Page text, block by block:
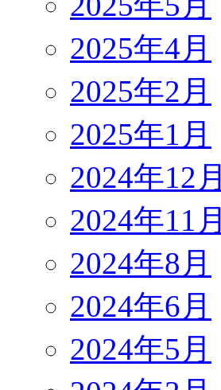
2025年4月
2025年2月
2025年1月
2024年12月
2024年11月
2024年8月
2024年6月
2024年5月